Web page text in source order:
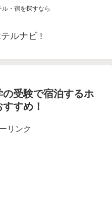
・宿を探すなら
ルナビ !
受験で宿泊するホ
すめ！
リンク